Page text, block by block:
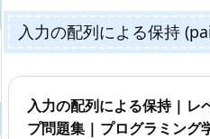
入力の配列による保持
入力の配列による保持 | レ
プ問題集 | プログラミング